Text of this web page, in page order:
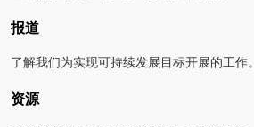
报道
了解我们为实现可持续发展目标开展的工作。
资源